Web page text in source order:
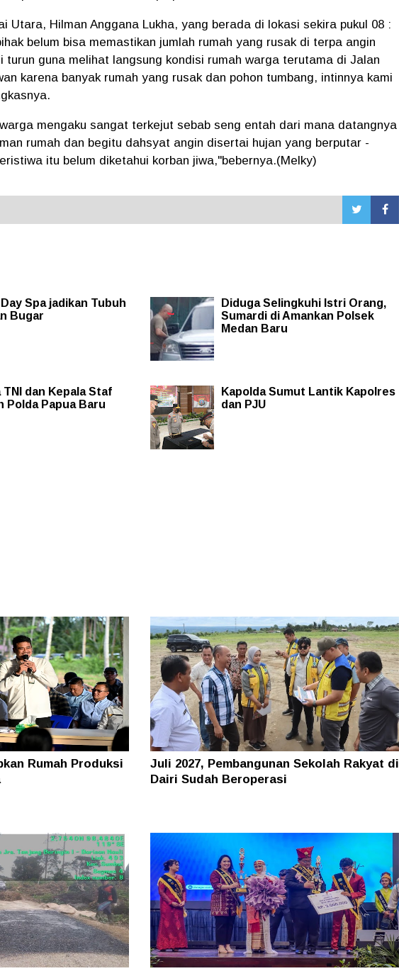
Utara, Hilman Anggana Lukha, yang berada di lokasi sekira pukul 08 :
belum bisa memastikan jumlah rumah yang rusak di terpa angin
turun guna melihat langsung kondisi rumah warga terutama di Jalan
karena banyak rumah yang rusak dan pohon tumbang, intinnya kami
mengaku sangat terkejut sebab seng entah dari mana datangnya
rumah dan begitu dahsyat angin disertai hujan yang berputar -
itu belum diketahui korban jiwa,"bebernya.(Melky)
Spa jadikan Tubuh
Bugar
Diduga Selingkuhi Istri Orang,
Sumardi di Amankan Polsek
Medan Baru
TNI dan Kepala Staf
Polda Papua Baru
Kapolda Sumut Lantik Kapolres
dan PJU
Rumah Produksi
Juli 2027, Pembangunan Sekolah Rakyat di
Dairi Sudah Beroperasi